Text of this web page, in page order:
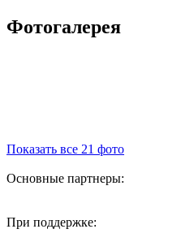
Фотогалерея
Показать все 21 фото
Основные партнеры:
При поддержке: